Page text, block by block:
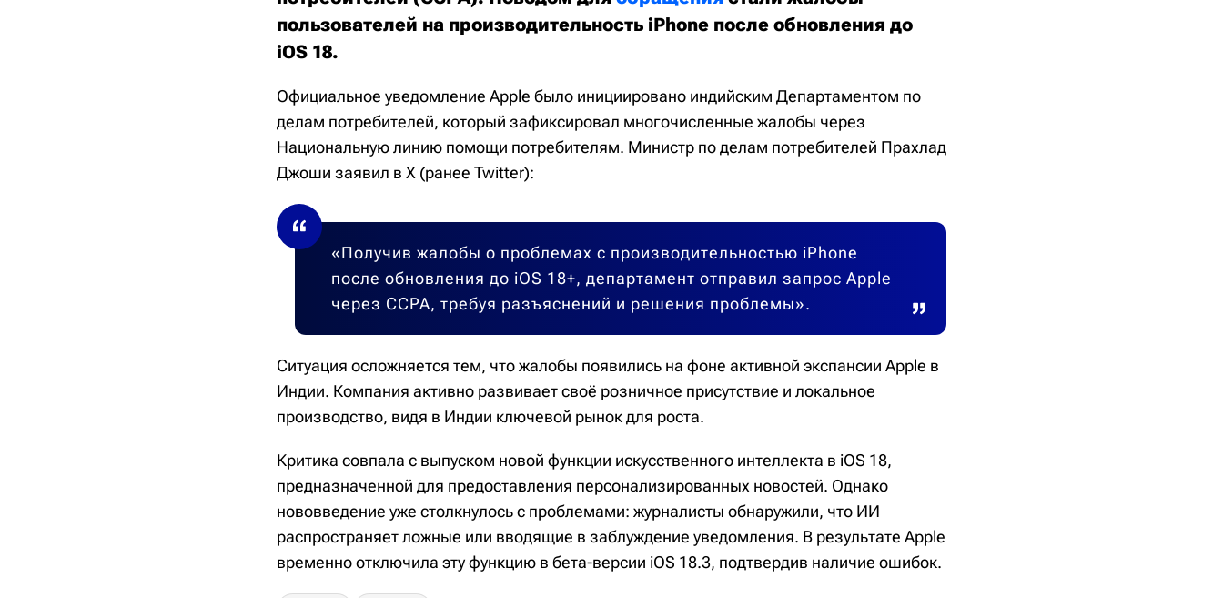
пользователей на производительность iPhone после обновления до
iOS 18.
Официальное уведомление Apple было инициировано индийским Департаментом по
делам потребителей, который зафиксировал многочисленные жалобы через
Национальную линию помощи потребителям. Министр по делам потребителей Прахлад
Джоши заявил в X (ранее Twitter):
«Получив жалобы о проблемах с производительностью iPhone
после обновления до iOS 18+, департамент отправил запрос Apple
через CCPA, требуя разъяснений и решения проблемы».
Ситуация осложняется тем, что жалобы появились на фоне активной экспансии Apple в
Индии. Компания активно развивает своё розничное присутствие и локальное
производство, видя в Индии ключевой рынок для роста.
Критика совпала с выпуском новой функции искусственного интеллекта в iOS 18,
предназначенной для предоставления персонализированных новостей. Однако
нововведение уже столкнулось с проблемами: журналисты обнаружили, что ИИ
распространяет ложные или вводящие в заблуждение уведомления. В результате Apple
временно отключила эту функцию в бета-версии iOS 18.3, подтвердив наличие ошибок.